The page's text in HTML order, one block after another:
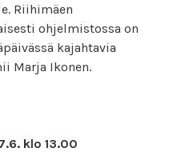
Riihimäen
ohjelmistossa on
kajahtavia
Marja Ikonen.
klo 13.00